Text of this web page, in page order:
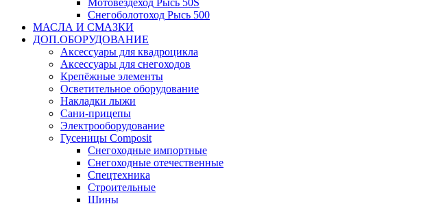
Мотовездеход Рысь 50S
Снегоболотоход Рысь 500
МАСЛА И СМАЗКИ
ДОП.ОБОРУДОВАНИЕ
Аксессуары для квадроцикла
Аксессуары для снегоходов
Крепёжные элементы
Осветительное оборудование
Накладки лыжи
Сани-прицепы
Электрооборудование
Гусеницы Composit
Снегоходные импортные
Снегоходные отечественные
Спецтехника
Строительные
Шины